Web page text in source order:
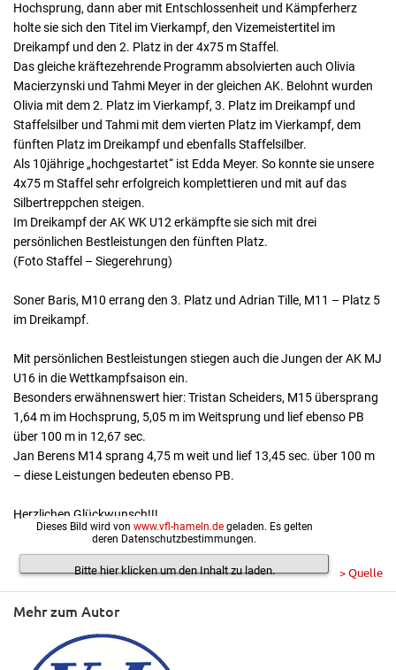
Hochsprung, dann aber mit Entschlossenheit und Kämpferherz
holte sie sich den Titel im Vierkampf, den Vizemeistertitel im
Dreikampf und den 2. Platz in der 4x75 m Staffel.
Das gleiche kräftezehrende Programm absolvierten auch Olivia
Macierzynski und Tahmi Meyer in der gleichen AK. Belohnt wurden
Olivia mit dem 2. Platz im Vierkampf, 3. Platz im Dreikampf und
Staffelsilber und Tahmi mit dem vierten Platz im Vierkampf, dem
fünften Platz im Dreikampf und ebenfalls Staffelsilber.
Als 10jährige „hochgestartet“ ist Edda Meyer. So konnte sie unsere
4x75 m Staffel sehr erfolgreich komplettieren und mit auf das
Silbertreppchen steigen.
Im Dreikampf der AK WK U12 erkämpfte sie sich mit drei
persönlichen Bestleistungen den fünften Platz.
(Foto Staffel – Siegerehrung)
Soner Baris, M10 errang den 3. Platz und Adrian Tille, M11 – Platz 5
im Dreikampf.
Mit persönlichen Bestleistungen stiegen auch die Jungen der AK MJ
U16 in die Wettkampfsaison ein.
Besonders erwähnenswert hier: Tristan Scheiders, M15 übersprang
1,64 m im Hochsprung, 5,05 m im Weitsprung und lief ebenso PB
über 100 m in 12,67 sec.
Jan Berens M14 sprang 4,75 m weit und lief 13,45 sec. über 100 m
– diese Leistungen bedeuten ebenso PB.
Herzlichen Glückwunsch!!!
Bitte hier klicken um den Inhalt zu laden.
Dieses Bild wird von www.vfl-hameln.degeladen. Es gelten
deren Datenschutzbestimmungen.
> Quelle
Mehr zum Autor